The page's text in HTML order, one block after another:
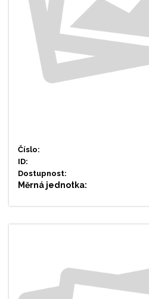
Číslo:
ID:
Dostupnost:
Měrná jednotka: